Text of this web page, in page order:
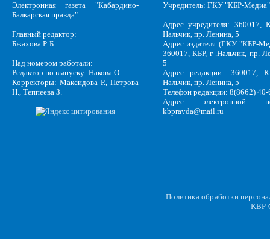
Электронная газета "Кабардино-
Балкарская правда"
Главный редактор:
Бжахова Р. Б.
Над номером работали:
Редактор по выпуску: Накова О.
Корректоры: Максидова Р., Петрова
Н., Теппеева З.
Учредитель: ГКУ "КБР-Медиа"
Адрес учредителя: 360017,
Нальчик, пр. Ленина, 5
Адрес издателя (ГКУ "КБР-
360017, КБР, г .Нальчик, пр.
5
Адрес редакции: 360017,
Нальчик, пр. Ленина, 5
Телефон редакции: 8(8662)
Адрес электронной
kbpravda@mail.ru
Политика обработки
KBP